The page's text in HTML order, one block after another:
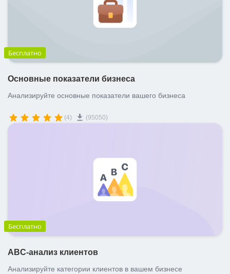
Бесплатно
Основные показатели бизнеса
Анализируйте основные показатели вашего бизнеса
(4) (95050)
Бесплатно
ABC-анализ клиентов
Анализируйте категории клиентов в вашем бизнесе